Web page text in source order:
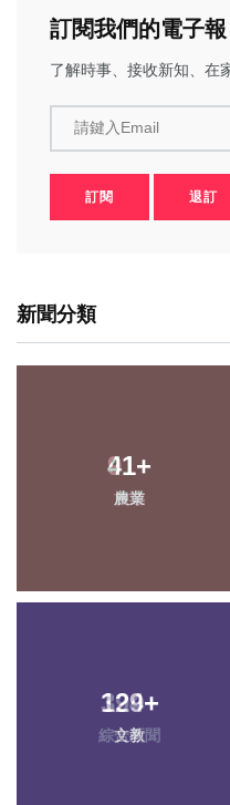
訂閱我們的電子報
了解時事、接收新知、在
請鍵入Email
訂閱 退訂
新聞分類
41+
農業
129+
文教